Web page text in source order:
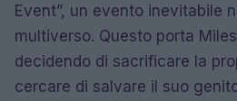
Event”, un evento inevitabile
multiverso. Questo porta
decidendo di sacrificare la
cercare di salvare il suo